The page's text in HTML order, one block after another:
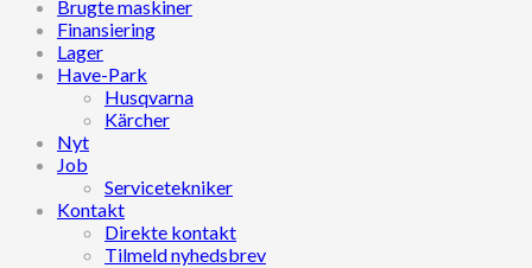
Brugte maskiner
Finansiering
Lager
Have-Park
Husqvarna
Kärcher
Nyt
Job
Servicetekniker
Kontakt
Direkte kontakt
Tilmeld nyhedsbrev